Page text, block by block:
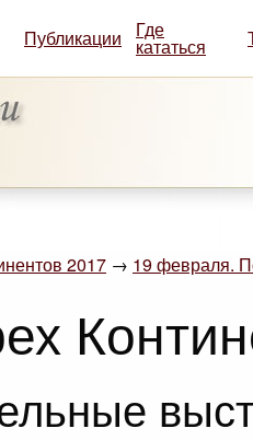
Публикации Где
кататься
2017 → 19 февраля.